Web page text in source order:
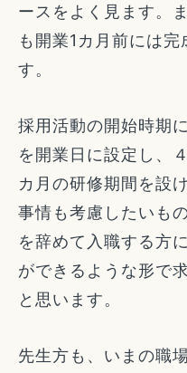
ースをよく見ます。
も開業1カ月前には
す。
採用活動の開始時期
を開業日に設定し、
カ月の研修期間を設
事情も考慮したいも
を辞めて入職する方
ができるような形で
と思います。
先生方も、いまの職